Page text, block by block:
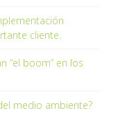
cliente.
“el boom” en los
medio ambiente?